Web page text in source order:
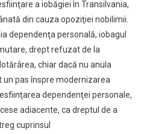
a iobăgiei în Transilvania,
din cauza opoziţiei nobilimii.
dependenţa personală, iobagul
drept refuzat de la
chiar dacă nu anula
pas înspre modernizarea
dependenţei personale,
adiacente, ca dreptul de a
cuprinsul